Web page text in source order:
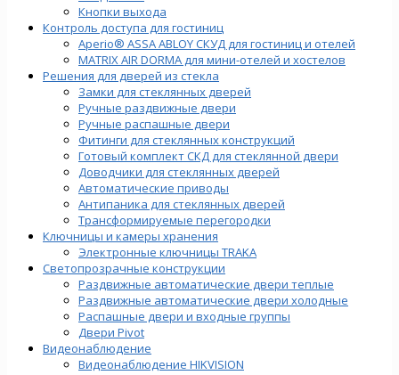
Кнопки выхода
Контроль доступа для гостиниц
Aperio® ASSA ABLOY СКУД для гостиниц и отелей
MATRIX AIR DORMA для мини-отелей и хостелов
Решения для дверей из стекла
Замки для стеклянных дверей
Ручные раздвижные двери
Ручные распашные двери
Фитинги для стеклянных конструкций
Готовый комплект СКД для стеклянной двери
Доводчики для стеклянных дверей
Автоматические приводы
Антипаника для стеклянных дверей
Трансформируемые перегородки
Ключницы и камеры хранения
Электронные ключницы TRAKA
Светопрозрачные конструкции
Раздвижные автоматические двери теплые
Раздвижные автоматические двери холодные
Распашные двери и входные группы
Двери Pivot
Видеонаблюдение
Видеонаблюдение HIKVISION